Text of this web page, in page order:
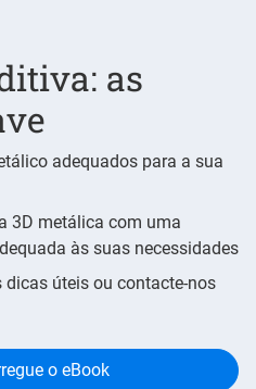
as
adequados para a sua
3D metálica com uma
às suas necessidades
úteis ou contacte-nos
o eBook